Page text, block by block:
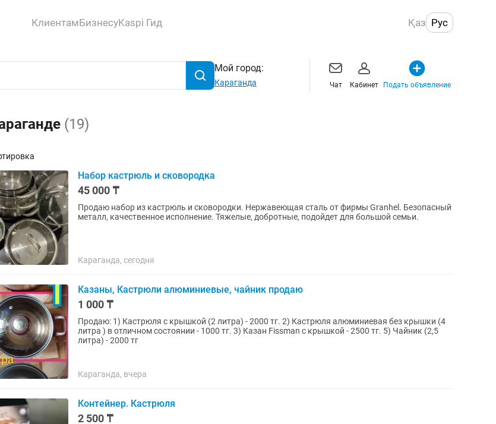
КлиентамБизнесуKaspi Гид Қаз Рус
Мой город:
Караганда Чат Кабинет Подать объявление
(19)
Набор кастрюль и сковородка
45 000 ₸
Продаю набор из кастрюль и сковородки. Нержавеющая сталь от фирмы Granhel. Безопасный
металл, качественное исполнение. Тяжелые, добротные, подойдет для большой семьи.
Караганда, сегодня
Казаны, Кастрюли алюминиевые, чайник продаю
1 000 ₸
Продаю: 1) Кастрюля с крышкой (2 литра) - 2000 тг. 2) Кастрюля алюминиевая без крышки (4
литра ) в отличном состоянии - 1000 тг. 3) Казан Fissman с крышкой - 2500 тг. 5) Чайник (2,5
литра) - 2000 тг
Караганда, вчера
Контейнер. Кастрюля
2 500 ₸